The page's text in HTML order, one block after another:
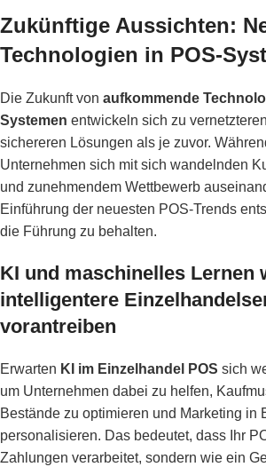
Zukünftige Aussichten:
Technologien in POS-
Die Zukunft von aufkommende
Systemen entwickeln sich zu
sichereren Lösungen als je zuvor.
Unternehmen sich mit sich wandelnden
und zunehmendem Wettbewerb
Einführung der neuesten POS-Trends
die Führung zu behalten.
KI und maschinelles Lernen
intelligentere
vorantreiben
Erwarten KI im Einzelhandel POS sich
um Unternehmen dabei zu helfen,
Bestände zu optimieren und Marketing in
personalisieren. Das bedeutet, dass Ihr
Zahlungen verarbeitet, sondern wie ein